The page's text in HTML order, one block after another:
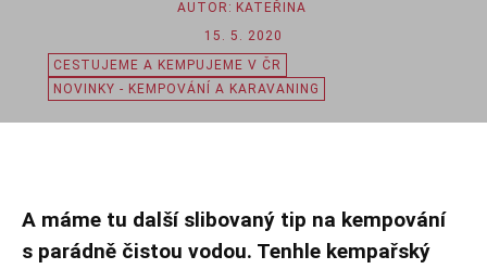
AUTOR: KATEŘINA
15. 5. 2020
CESTUJEME A KEMPUJEME V ČR
NOVINKY - KEMPOVÁNÍ A KARAVANING
A máme tu další slibovaný tip na kempování
s parádně čistou vodou. Tenhle kempařský